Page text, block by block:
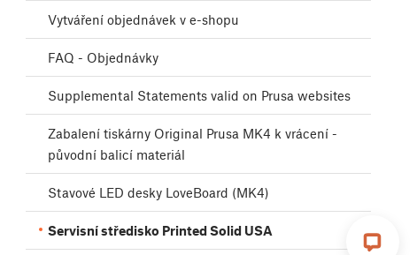
Vytváření objednávek v e-shopu
FAQ - Objednávky
Supplemental Statements valid on Prusa websites
Zabalení tiskárny Original Prusa MK4 k vrácení -
původní balicí materiál
Stavové LED desky LoveBoard (MK4)
Servisní středisko Printed Solid USA